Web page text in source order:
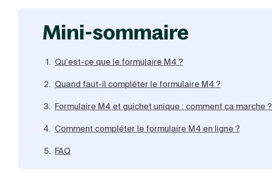
mini-sommaire
Qu’est-ce que le formulaire M4 ?
Quand faut-il compléter le formulaire M4 ?
Formulaire M4 et guichet unique : comment ça marche ?
Comment compléter le formulaire M4 en ligne ?
FAQ